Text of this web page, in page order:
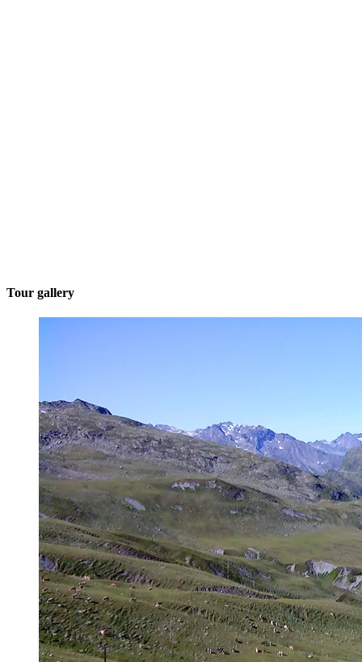
Tour gallery